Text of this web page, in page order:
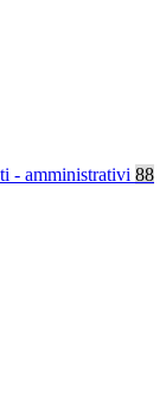
- amministrativi 88